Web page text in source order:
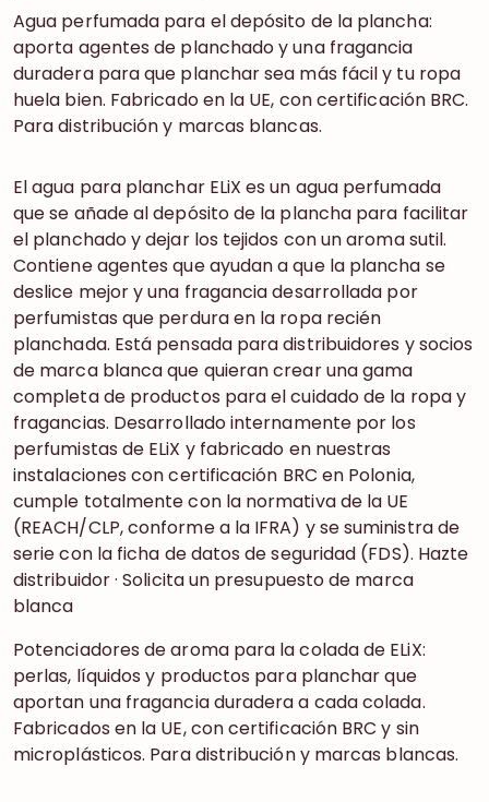
Agua perfumada para el depósito de la plancha:
aporta agentes de planchado y una fragancia
duradera para que planchar sea más fácil y tu ropa
huela bien. Fabricado en la UE, con certificación BRC.
Para distribución y marcas blancas.
El agua para planchar ELiX es un agua perfumada
que se añade al depósito de la plancha para facilitar
el planchado y dejar los tejidos con un aroma sutil.
Contiene agentes que ayudan a que la plancha se
deslice mejor y una fragancia desarrollada por
perfumistas que perdura en la ropa recién
planchada. Está pensada para distribuidores y socios
de marca blanca que quieran crear una gama
completa de productos para el cuidado de la ropa y
fragancias. Desarrollado internamente por los
perfumistas de ELiX y fabricado en nuestras
instalaciones con certificación BRC en Polonia,
cumple totalmente con la normativa de la UE
(REACH/CLP, conforme a la IFRA) y se suministra de
serie con la ficha de datos de seguridad (FDS). Hazte
distribuidor · Solicita un presupuesto de marca
blanca
Potenciadores de aroma para la colada de ELiX:
perlas, líquidos y productos para planchar que
aportan una fragancia duradera a cada colada.
Fabricados en la UE, con certificación BRC y sin
microplásticos. Para distribución y marcas blancas.